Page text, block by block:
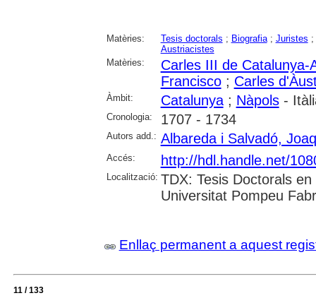
Matèries: Tesis doctorals ; Biografia; Juristes ;
Austriacistes
Matèries:
Carles III de Catalunya-
Francisco; Carles
Àmbit: Catalunya; Nàpols-
Cronologia: 1707 - 1734
Autors add.: Albareda i Salvadó,
Accés: http://hdl.handle.net/
Localització: TDX: Tesis Doctorals
Universitat Pompeu
Enllaç permanent a aquest
11 / 133